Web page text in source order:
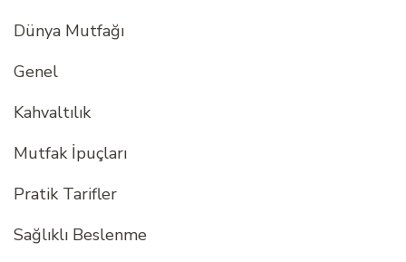
Dünya Mutfağı
Genel
Kahvaltılık
Mutfak İpuçları
Pratik Tarifler
Sağlıklı Beslenme